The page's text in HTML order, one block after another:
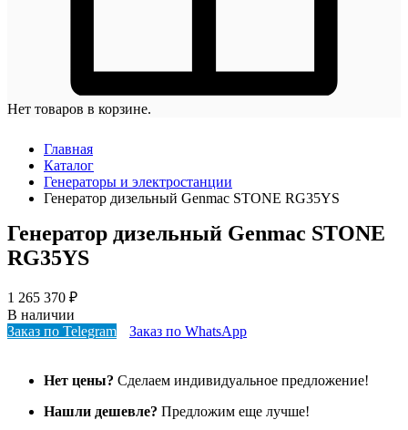
Нет товаров в корзине.
Главная
Каталог
Генераторы и электростанции
Генератор дизельный Genmac STONE RG35YS
Генератор дизельный Genmac STONE
RG35YS
1 265 370 ₽
В наличии
Заказ по Telegram
Заказ по WhatsApp
Нет цены? Сделаем индивидуальное предложение!
Нашли дешевле? Предложим еще лучше!